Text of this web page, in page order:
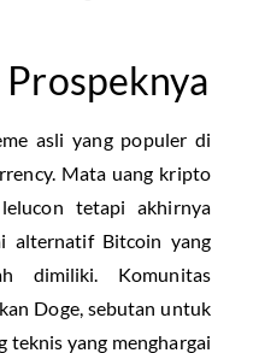
asli yang populer di
Mata uang kripto
tetapi akhirnya
alternatif Bitcoin yang
dimiliki. Komunitas
Doge, sebutan untuk
teknis yang menghargai